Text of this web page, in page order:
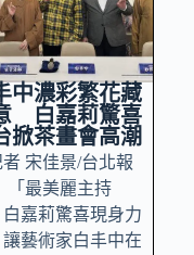
中濃彩繁花藏
白嘉莉驚喜
掀茶畫會高潮
者 宋佳景/台北報
「最美麗主持
白嘉莉驚喜現身力
藝術家白丰中在